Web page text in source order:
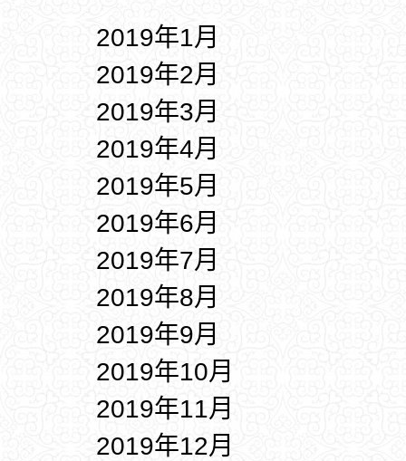
2019年1月
2019年2月
2019年3月
2019年4月
2019年5月
2019年6月
2019年7月
2019年8月
2019年9月
2019年10月
2019年11月
2019年12月